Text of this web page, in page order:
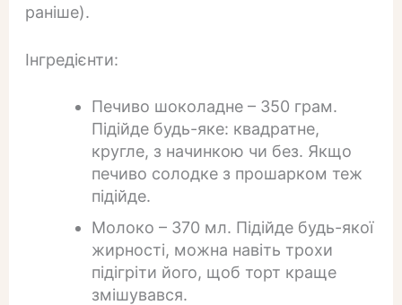
раніше).
Інгредієнти:
Печиво шоколадне – 350 грам.
Підійде будь-яке: квадратне,
кругле, з начинкою чи без. Якщо
печиво солодке з прошарком теж
підійде.
Молоко – 370 мл. Підійде будь-якої
жирності, можна навіть трохи
підігріти його, щоб торт краще
змішувався.